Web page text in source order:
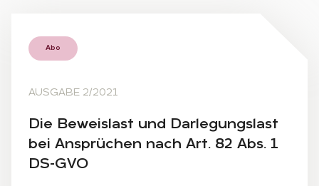
Abo
AUSGABE 2/2021
Die Be­weis­last und Dar­le­gungs­last
bei An­sprü­chen nach Art. 82 Abs. 1
DS-GVO